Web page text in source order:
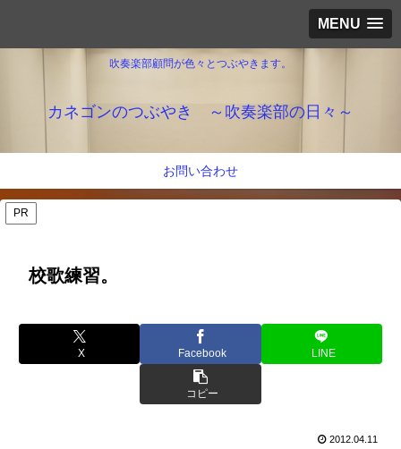
MENU
吹奏楽部顧問が色々とつぶやきます。
カネゴンのつぶやき ～吹奏楽部の日々～
お問い合わせ
PR
校歌練習。
X Facebook LINE
コピー
2012.04.11